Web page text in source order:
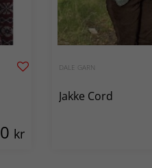
kr
DALE GARN
Jakke Cord